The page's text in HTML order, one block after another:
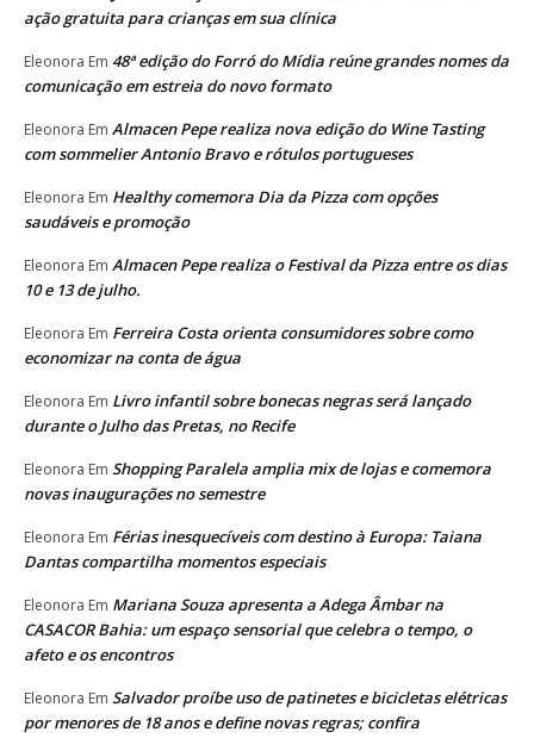
ação gratuita para crianças em sua clínica
Eleonora Em 48ª edição do Forró do Mídia reúne grandes nomes da
comunicação em estreia do novo formato
Eleonora Em Almacen Pepe realiza nova edição do Wine Tasting
com sommelier Antonio Bravo e rótulos portugueses
Eleonora Em Healthy comemora Dia da Pizza com opções
saudáveis e promoção
Eleonora Em Almacen Pepe realiza o Festival da Pizza entre os dias
10 e 13 de julho.
Eleonora Em Ferreira Costa orienta consumidores sobre como
economizar na conta de água
Eleonora Em Livro infantil sobre bonecas negras será lançado
durante o Julho das Pretas, no Recife
Eleonora Em Shopping Paralela amplia mix de lojas e comemora
novas inaugurações no semestre
Eleonora Em Férias inesquecíveis com destino à Europa: Taiana
Dantas compartilha momentos especiais
Eleonora Em Mariana Souza apresenta a Adega Âmbar na
CASACOR Bahia: um espaço sensorial que celebra o tempo, o
afeto e os encontros
Eleonora Em Salvador proíbe uso de patinetes e bicicletas elétricas
por menores de 18 anos e define novas regras; confira